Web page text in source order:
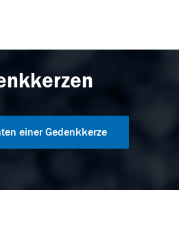
einer Gedenkkerze